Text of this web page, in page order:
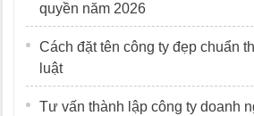
quyền năm 2026
Cách đặt tên công ty đẹp chuẩn
luật
Tư vấn thành lập công ty doanh